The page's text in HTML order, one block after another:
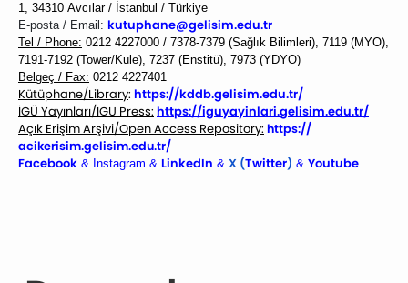
1, 34310 Avcılar / İstanbul / Türkiye
E-posta / Email: kutuphane@gelisim.edu.tr
Tel / Phone: 0212 4227000 / 7378-7379 (Sağlık Bilimleri), 7119 (MYO),
7191-7192 (Tower/Kule), 7237 (Enstitü), 7973 (YDYO)
Belgeç / Fax: 0212 4227401
Kütüphane/Library: https://kddb.gelisim.edu.tr/
İGÜ Yayınları/IGU Press: https://iguyayinlari.gelisim.edu.tr/
Açık Erişim Arşivi/Open Access Repository: https://
acikerisim.gelisim.edu.tr/
Facebook & Instagram & LinkedIn & X (Twitter) & Youtube